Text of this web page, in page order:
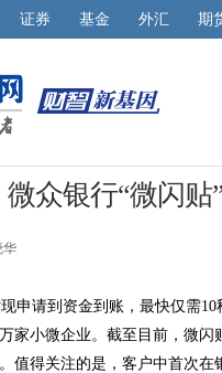
证券 基金 外汇 期
众银行“微闪
申请到资金到账，最快仅需
家小微企业。截至目前，微闪
值得关注的是，客户中首次在